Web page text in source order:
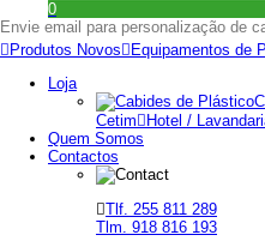
0
Envie email para personalização de
Produtos Novos
Equipamentos de
Loja
Cetim
Hotel /
Quem Somos
Contactos
Tlf. 255 811 289
Tlm. 918 816 193